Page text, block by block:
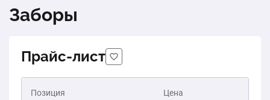
Заборы
Прайс-лист
Позиция Цена